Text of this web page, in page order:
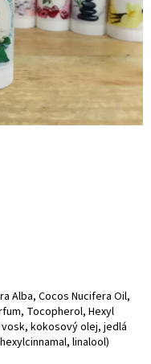
Alba, Cocos Nucifera Oil,
Tocopherol, Hexyl
kokosový olej, jedlá
linalool)